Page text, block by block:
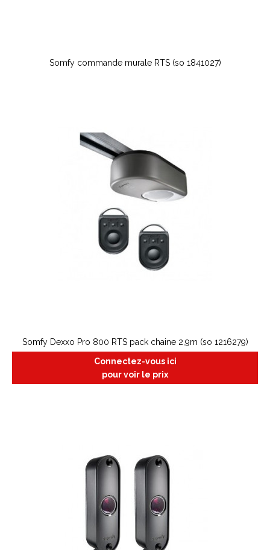
Somfy commande murale RTS (so 1841027)
Somfy Dexxo Pro 800 RTS pack chaine 2,9m (so 1216279)
Connectez-vous ici
pour voir le prix